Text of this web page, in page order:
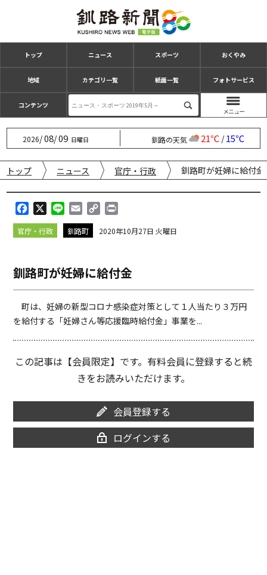
トップ ニュース スポーツ おくやみ
地域 カテゴリ一覧 紙面一覧 フォトサービス
コンテンツ
2026/08/09 日曜日 釧路の天気 21℃/15℃
トップ ニュース 官庁・行政 釧路町が妊婦に給付金
a
c
o
o
k
i
n
m
a
p
i
n
k
i
官庁・行政 釧路町 2020年10月27日 火曜日
釧路町が妊婦に給付金
町は、妊婦の新型コロナ感染症対策として１人当たり３万円
を給付する「妊婦さん等応援臨時給付金」事業を...
この記事は【会員限定】です。有料会員に登録すると続
きをお読みいただけます。
会員登録する
ログインする